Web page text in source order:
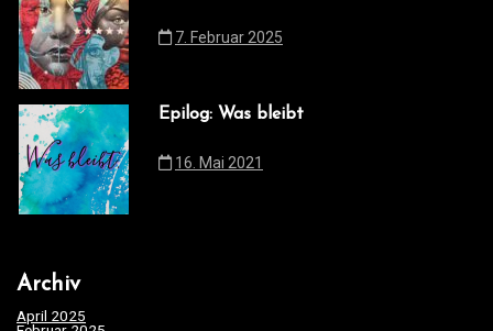
7. Februar 2025
Epilog: Was bleibt
16. Mai 2021
Archiv
April 2025